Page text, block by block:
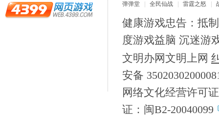
弹弹堂 全民仙战 雷霆之怒
健康游戏忠告：抵
度游戏益脑 沉迷游
文明办网文明上网
安备
网络文化经营许可
证：闽B2-20040099